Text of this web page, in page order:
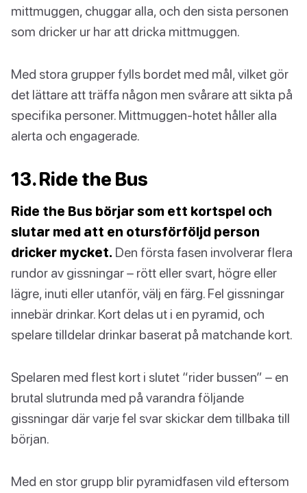
mittmuggen, chuggar alla, och den sista personen
som dricker ur har att dricka mittmuggen.
Med stora grupper fylls bordet med mål, vilket gör
det lättare att träffa någon men svårare att sikta på
specifika personer. Mittmuggen-hotet håller alla
alerta och engagerade.
13. Ride the Bus
Ride the Bus börjar som ett kortspel och
slutar med att en otursförföljd person
dricker mycket. Den första fasen involverar flera
rundor av gissningar – rött eller svart, högre eller
lägre, inuti eller utanför, välj en färg. Fel gissningar
innebär drinkar. Kort delas ut i en pyramid, och
spelare tilldelar drinkar baserat på matchande kort.
Spelaren med flest kort i slutet “rider bussen” – en
brutal slutrunda med på varandra följande
gissningar där varje fel svar skickar dem tillbaka till
början.
Med en stor grupp blir pyramidfasen vild eftersom